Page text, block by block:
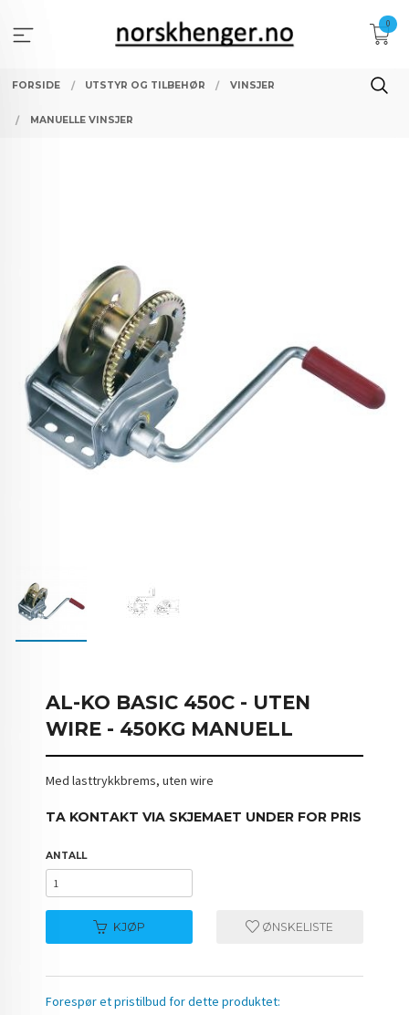
innholdet
0
FORSIDE UTSTYR OG TILBEHØR VINSJER
MANUELLE VINSJER
AL-KO BASIC 450C - UTEN
WIRE - 450KG MANUELL
Med lasttrykkbrems, uten wire
TA KONTAKT VIA SKJEMAET UNDER FOR PRIS
ANTALL
KJØP ØNSKELISTE
Forespør et pristilbud for dette produktet: